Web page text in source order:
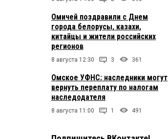
Омичей поздравили с Днем
города белорусы, казахи,
китайцы и жители российских
регионов
8 августа 12:30 3 361
Омское УФНС: наследники могут
вернуть переплату по налогам
наследодателя
8 августа 11:00 1 491